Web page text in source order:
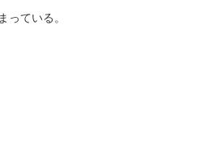
ている。